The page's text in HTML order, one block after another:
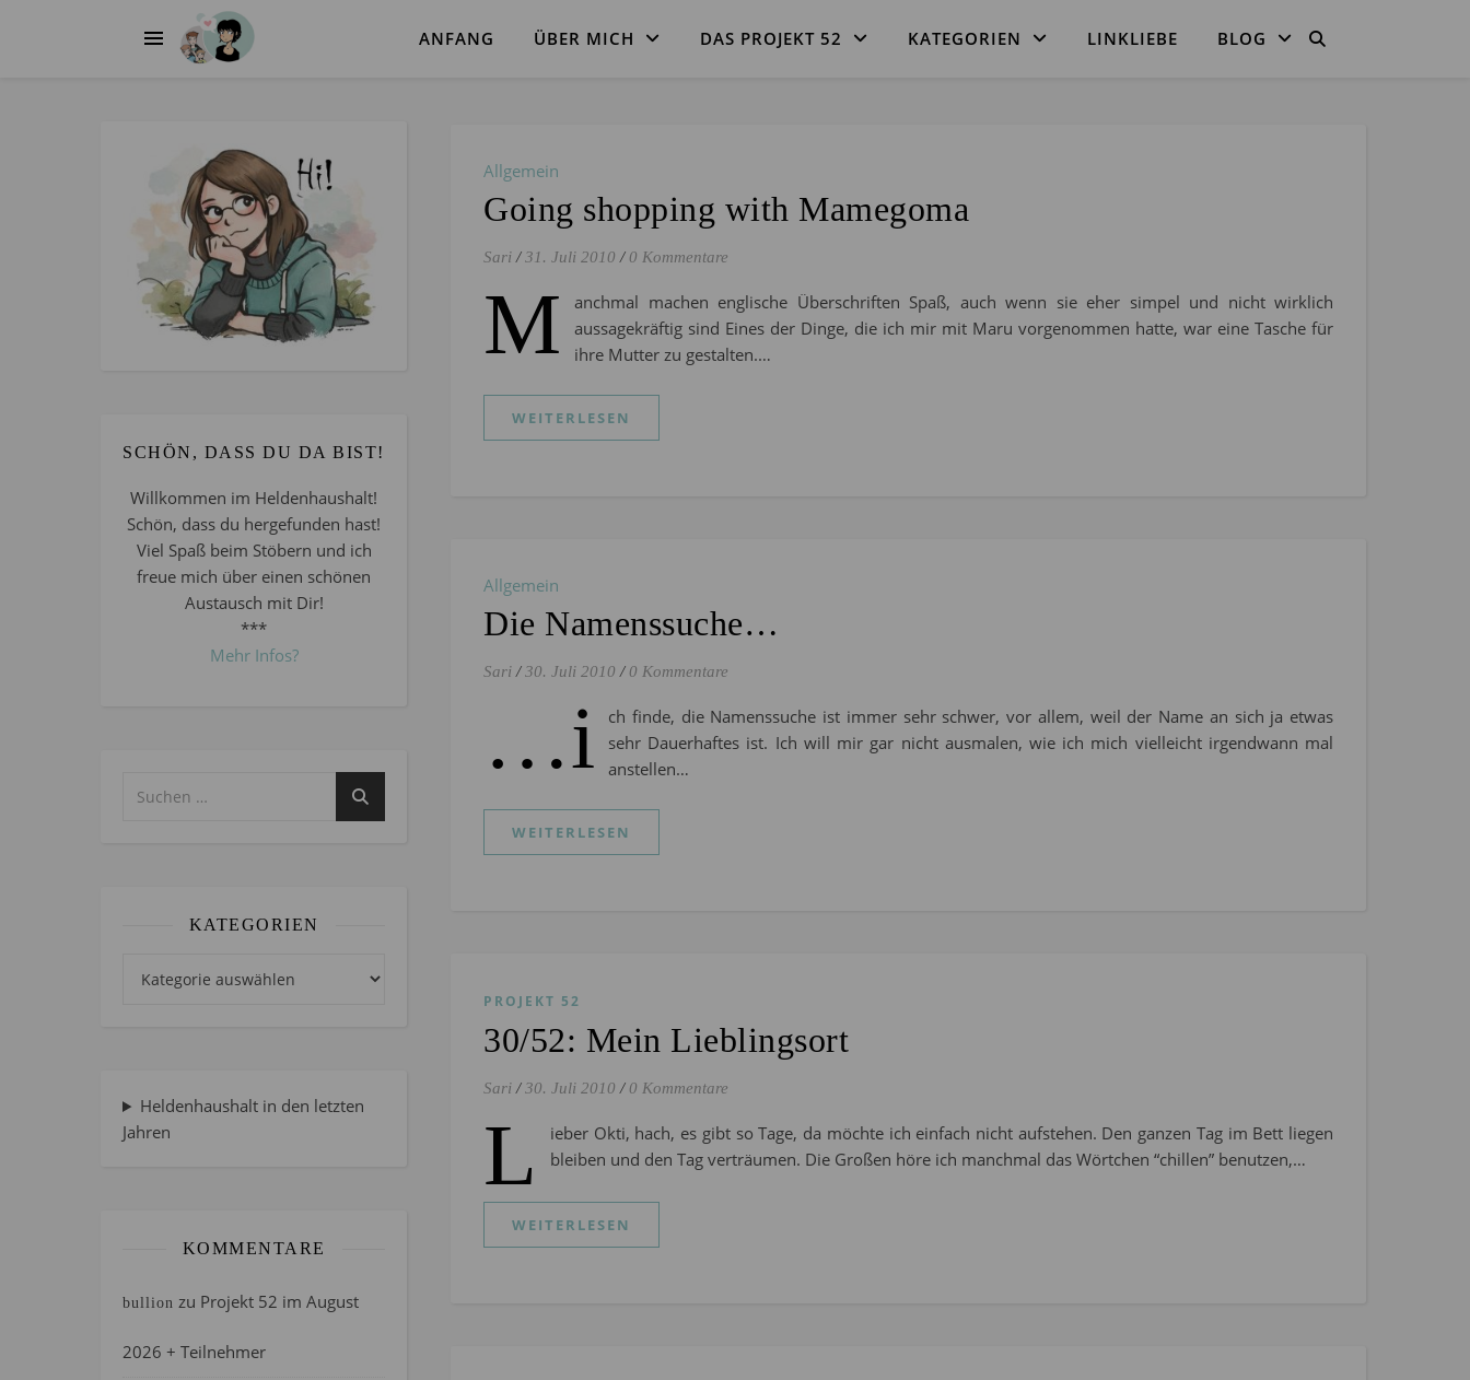
ANFANG ÜBER MICH DAS PROJEKT 52 KATEGORIEN LINKLIEBE BLOG
SCHÖN, DASS DU DA BIST!
Willkommen im Heldenhaushalt!
Schön, dass du hergefunden hast!
Viel Spaß beim Stöbern und ich
freue mich über einen schönen
Austausch mit Dir!
***
Mehr Infos?
KATEGORIEN
Heldenhaushalt in den letzten
Jahren
KOMMENTARE
bullion zu Projekt 52 im August
2026 + Teilnehmer
Allgemein
Going shopping with Mamegoma
Sari / 31. Juli 2010 / 0 Kommentare
M
anchmal machen englische Überschriften Spaß, auch wenn sie eher simpel und nicht wirklich
aussagekräftig sind Eines der Dinge, die ich mir mit Maru vorgenommen hatte, war eine Tasche für
ihre Mutter zu gestalten.…
WEITERLESEN
Allgemein
Die Namenssuche…
Sari / 30. Juli 2010 / 0 Kommentare
…i
ch finde, die Namenssuche ist immer sehr schwer, vor allem, weil der Name an sich ja etwas
sehr Dauerhaftes ist. Ich will mir gar nicht ausmalen, wie ich mich vielleicht irgendwann mal
anstellen…
WEITERLESEN
PROJEKT 52
30/52: Mein Lieblingsort
Sari / 30. Juli 2010 / 0 Kommentare
L
ieber Okti, hach, es gibt so Tage, da möchte ich einfach nicht aufstehen. Den ganzen Tag im Bett liegen
bleiben und den Tag verträumen. Die Großen höre ich manchmal das Wörtchen “chillen” benutzen,…
WEITERLESEN